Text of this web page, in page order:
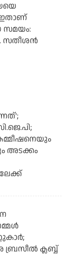
ഇതാണ്
സതീശന്‍
അടക്കം
ബ്രസീല്‍ ക്ലബ്ബ്